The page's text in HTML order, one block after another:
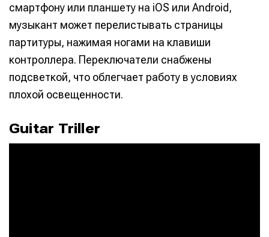
смартфону или планшету на iOS или Android,
музыкант может перелистывать страницы
партитуры, нажимая ногами на клавиши
контроллера. Переключатели снабжены
подсветкой, что облегчает работу в условиях
плохой освещенности.
Guitar Triller